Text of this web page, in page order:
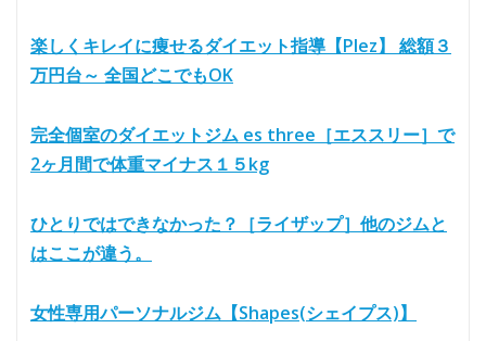
楽しくキレイに痩せるダイエット指導【Plez】 総額３
万円台～ 全国どこでもOK
完全個室のダイエットジム es three［エススリー］で
2ヶ月間で体重マイナス１５kg
ひとりではできなかった？［ライザップ］他のジムと
はここが違う。
女性専用パーソナルジム【Shapes(シェイプス)】